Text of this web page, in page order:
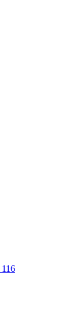
116